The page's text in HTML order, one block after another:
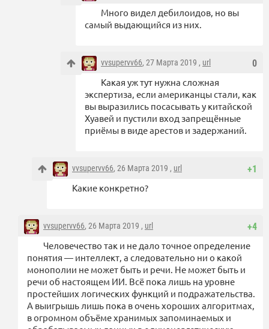
Много видел дебилоидов, но вы
самый выдающийся из них.
0
vvsupervv66, 27 Марта 2019 , url
Какая уж тут нужна сложная
экспертиза, если американцы стали, как
вы выразились посасывать у китайской
Хуавей и пустили вход запрещённые
приёмы в виде арестов и задержаний.
+1
vvsupervv66, 26 Марта 2019 , url
Какие конкретно?
+4
vvsupervv66, 26 Марта 2019 , url
Человечество так и не дало точное определение
понятия — интеллект, а следовательно ни о какой
монополии не может быть и речи. Не может быть и
речи об настоящем ИИ. Всё пока лишь на уровне
простейших логических функций и подражательства.
А выигрышь лишь пока в очень хороших алгоритмах,
в огромном объёме хранимых запоминаемых и